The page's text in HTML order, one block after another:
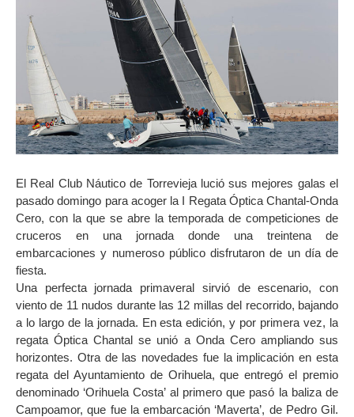
El Real Club Náutico de Torrevieja lució sus mejores galas el
pasado domingo para acoger la I Regata Óptica Chantal-Onda
Cero, con la que se abre la temporada de competiciones de
cruceros en una jornada donde una treintena de
embarcaciones y numeroso público disfrutaron de un día de
fiesta.
Una perfecta jornada primaveral sirvió de escenario, con
viento de 11 nudos durante las 12 millas del recorrido, bajando
a lo largo de la jornada. En esta edición, y por primera vez, la
regata Óptica Chantal se unió a Onda Cero ampliando sus
horizontes. Otra de las novedades fue la implicación en esta
regata del Ayuntamiento de Orihuela, que entregó el premio
denominado ‘Orihuela Costa’ al primero que pasó la baliza de
Campoamor, que fue la embarcación ‘Maverta’, de Pedro Gil.